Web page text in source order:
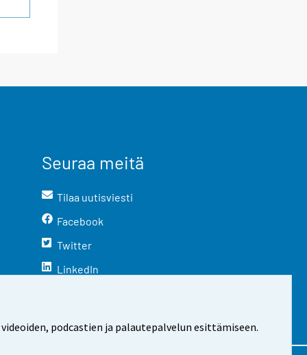
podcastien ja palautepalvelun esittämiseen.
Seuraa meitä
Tilaa uutisviesti
Facebook
Twitter
LinkedIn